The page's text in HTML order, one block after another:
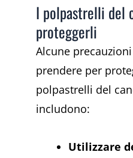
I polpastrelli del
proteggerli
Alcune
prendere per
polpastrelli del
includono:
Utilizzare